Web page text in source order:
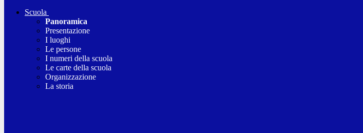
Scuola
Panoramica
Presentazione
I luoghi
Le persone
I numeri della scuola
Le carte della scuola
Organizzazione
La storia